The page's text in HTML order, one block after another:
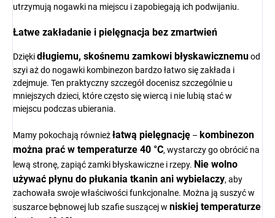
utrzymują nogawki na miejscu i zapobiegają ich podwijaniu.
Łatwe zakładanie i pielęgnacja bez zmartwień
Dziękidługiemu, skośnemu zamkowi błyskawicznemuod
szyi aż do nogawki kombinezon bardzo łatwo się zakłada i
zdejmuje. Ten praktyczny szczegół docenisz szczególnie u
mniejszych dzieci, które często się wiercą i nie lubią stać w
miejscu podczas ubierania.
Mamy pokochają równieżłatwą pielęgnację – kombinezon
można prać w temperaturze 40 °C, wystarczy go obrócić na
lewą stronę, zapiąć zamki błyskawiczne i rzepy. Nie wolno
używać płynu do płukania tkanin ani wybielaczy, aby
zachowała swoje właściwości funkcjonalne. Można ją suszyć w
suszarce bębnowej lub szafie suszącej w niskiej temperaturze